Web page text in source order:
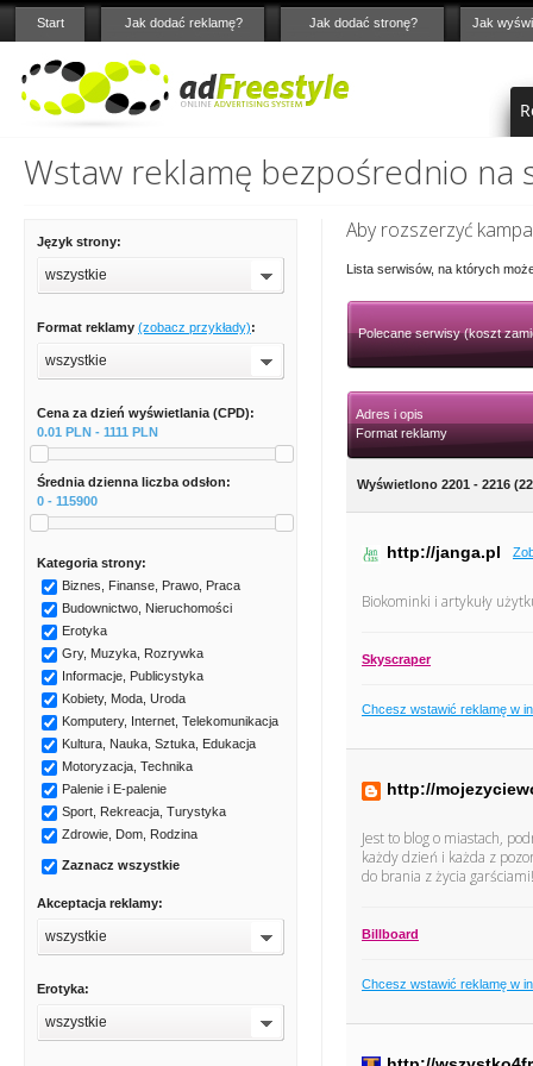
Start Jak dodać reklamę? Jak dodać stronę? Jak
Wstaw reklamę bezpośrednio na
Język strony:
wszystkie
Format reklamy (zobacz przykłady):
wszystkie
Cena za dzień wyświetlania (CPD):
0.01 PLN - 1111 PLN
Średnia dzienna liczba odsłon:
0 - 115900
Kategoria strony:
Biznes, Finanse, Prawo, Praca
Budownictwo, Nieruchomości
Erotyka
Gry, Muzyka, Rozrywka
Informacje, Publicystyka
Kobiety, Moda, Uroda
Komputery, Internet, Telekomunikacja
Kultura, Nauka, Sztuka, Edukacja
Motoryzacja, Technika
Palenie i E-palenie
Sport, Rekreacja, Turystyka
Zdrowie, Dom, Rodzina
Zaznacz wszystkie
Akceptacja reklamy:
wszystkie
Erotyka:
wszystkie
Aby rozszerzyć
Lista serwisów, na których
Polecane serwisy (koszt
Adres i opis
Format reklamy
Wyświetlono 2201 - 2216
http://janga.pl
Biokominki i artykuły
Skyscraper
Chcesz wstawić reklamę w
http://
Jest to blog o miastach,
każdy dzień i każda z
do brania z życia garściami!
Billboard
Chcesz wstawić reklamę w